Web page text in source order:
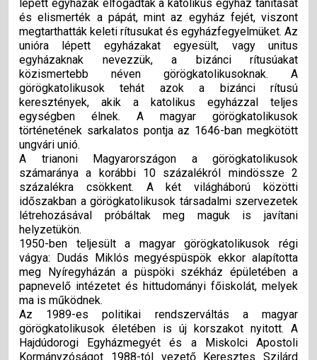
lépett egyházak elfogadták a katolikus egyház tanítását
és elismerték a pápát, mint az egyház fejét, viszont
megtarthatták keleti rítusukat és egyházfegyelmüket. Az
unióra lépett egyházakat egyesült, vagy unitus
egyházaknak nevezzük, a bizánci rítusúakat
közismertebb néven görögkatolikusoknak. A
görögkatolikusok tehát azok a bizánci rítusú
keresztények, akik a katolikus egyházzal teljes
egységben élnek. A magyar görögkatolikusok
történetének sarkalatos pontja az 1646-ban megkötött
ungvári unió.
A trianoni Magyarországon a görögkatolikusok
számaránya a korábbi 10 százalékról mindössze 2
százalékra csökkent. A két világháború közötti
időszakban a görögkatolikusok társadalmi szervezetek
létrehozásával próbáltak meg maguk is javítani
helyzetükön.
1950-ben teljesült a magyar görögkatolikusok régi
vágya: Dudás Miklós megyéspüspök ekkor alapította
meg Nyíregyházán a püspöki székház épületében a
papnevelő intézetet és hittudományi főiskolát, melyek
ma is működnek.
Az 1989-es politikai rendszerváltás a magyar
görögkatolikusok életében is új korszakot nyitott. A
Hajdúdorogi Egyházmegyét és a Miskolci Apostoli
Kormányzóságot 1988-tól vezető Keresztes Szilárd